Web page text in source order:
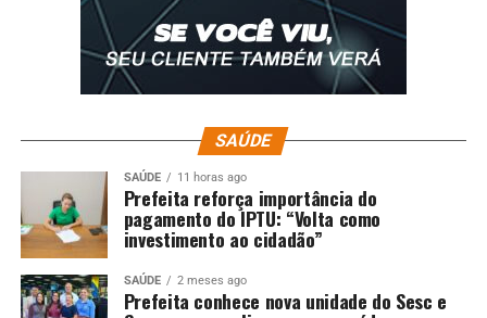
SAÚDE
SAÚDE 11 horas ago
Prefeita reforça importância do
pagamento do IPTU: “Volta como
investimento ao cidadão”
SAÚDE 2 meses ago
Prefeita conhece nova unidade do Sesc e